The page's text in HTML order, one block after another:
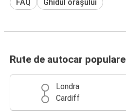
FAQ
Ghidul orașului
Rute de autocar populare
Londra
Cardiff